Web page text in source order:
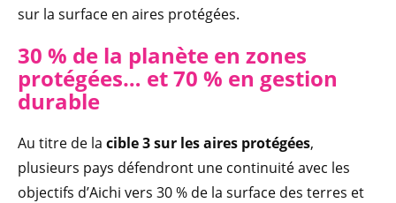
sur la surface en aires protégées.
30 % de la planète en zones
protégées… et 70 % en gestion
durable
Au titre de la cible 3 sur les aires protégées,
plusieurs pays défendront une continuité avec les
objectifs d’Aichi vers 30 % de la surface des terres et